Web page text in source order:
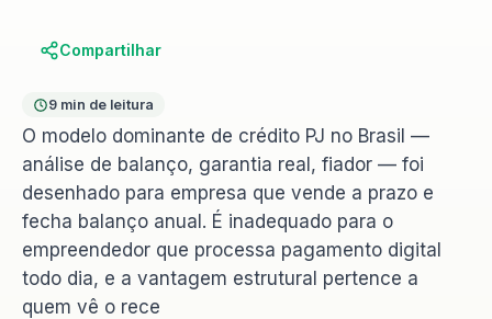
Compartilhar
9 min de leitura
O modelo dominante de crédito PJ no Brasil —
análise de balanço, garantia real, fiador — foi
desenhado para empresa que vende a prazo e
fecha balanço anual. É inadequado para o
empreendedor que processa pagamento digital
todo dia, e a vantagem estrutural pertence a
quem vê o rece